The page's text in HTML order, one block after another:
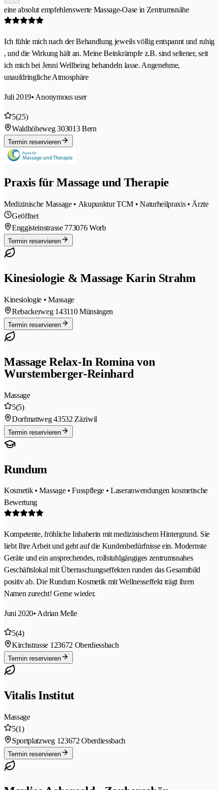
eine absolut empfehlenswerte Massage-Oase in Zentrumsnähe
Ich fühle mich nach der Behandlung jeweils völlig entspannt und ruhig
, und die Wirkung hält an. Meine Beinkrämpfe z.B. sind seltener, seit
ich mich bei Jenni Wellbeing behandeln lasse. Angenehme,
unaufdringliche Atmosphäre
Juli 2019• Anonymous user
5(25)
Waldhöheweg 303013 Bern
Termin reservieren
Praxis für Massage und Therapie
Medizinische Massage • Akupunktur TCM • Naturheilpraxis • Ärzte
Geöffnet
Enggisteinstrasse 773076 Worb
Termin reservieren
Kinesiologie & Massage Karin Strahm
Kinesiologie • Massage
Rebackerweg 143110 Münsingen
Termin reservieren
Massage Relax-In Romina von
Wurstemberger-Reinhard
Massage
5(5)
Dorfmattweg 43532 Zäziwil
Termin reservieren
Rundum
Kosmetik • Massage • Fusspflege • Laseranwendungen kosmetische
Bewertung
Kompetente, fröhliche Inhaberin mit medizinischem Hintergrund. Sie
liebt Ihre Arbeit und geht auf die Kundenbedürfnisse ein. Modernste
Geräte und ein ansprechendes, rollstuhlgängiges zentrumsnahes
Geschäftslokal mit Überraschungseffekten runden das Gesamtbild
positiv ab. Die Rundum Kosmetik mit Wellnesseffekt trägt ihren
Namen zurecht! Gerne wieder.
Juni 2020• Adrian Melle
5(4)
Kirchstrasse 123672 Oberdiessbach
Termin reservieren
Vitalis Institut
Massage
5(1)
Sportplatzweg 123672 Oberdiessbach
Termin reservieren